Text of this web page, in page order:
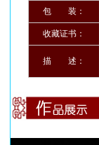
包 装：
收藏证书：
描 述：